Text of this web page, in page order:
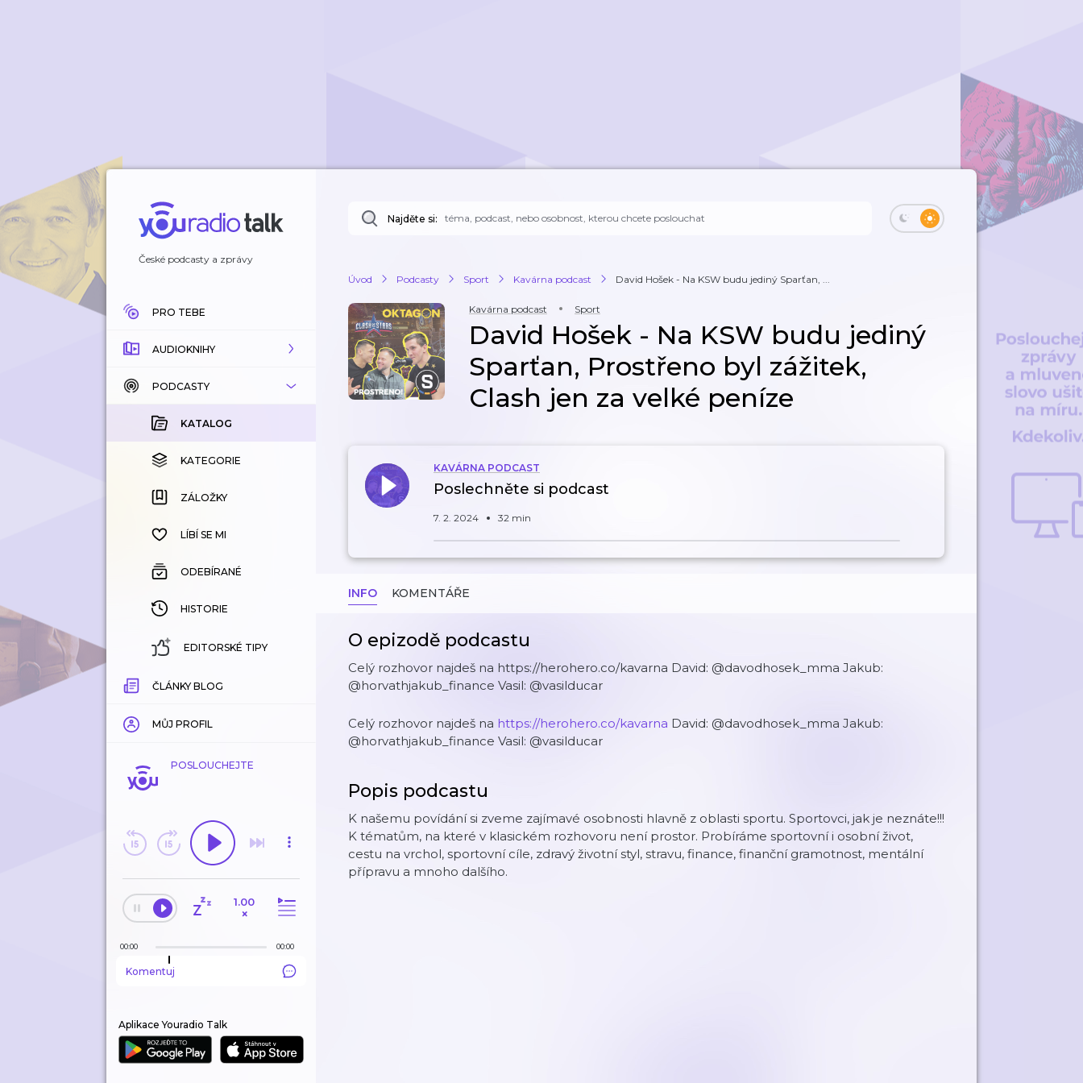
České podcasty a zprávy
PRO TEBE
AUDIOKNIHY
KATALOG
KOUPENÉ
KATEGORIE
ZÁLOŽKY
HISTORIE
PODCASTY
KATALOG
KATEGORIE
ZÁLOŽKY
LÍBÍ SE MI
ODEBÍRANÉ
HISTORIE
EDITORSKÉ TIPY
ČLÁNKY BLOG
MŮJ PROFIL
POSLOUCHEJTE
1.00
×
00:00 00:00
Komentuj
Aplikace Youradio Talk
Najděte si:
Úvod Podcasty Sport Kavárna podcast David Hošek - Na KSW budu jediný Sparťan, ...
Kavárna podcast Sport
David Hošek - Na KSW budu jediný
Sparťan, Prostřeno byl zážitek,
Clash jen za velké peníze
KAVÁRNA PODCAST
Poslechněte si podcast
7. 2. 2024 32 min
INFO KOMENTÁŘE
O epizodě podcastu
Celý rozhovor najdeš na https://herohero.co/kavarna David: @davodhosek_mma Jakub:
@horvathjakub_finance Vasil: @vasilducar
Celý rozhovor najdeš na https://herohero.co/kavarna David: @davodhosek_mma Jakub:
@horvathjakub_finance Vasil: @vasilducar
Popis podcastu
K našemu povídání si zveme zajímavé osobnosti hlavně z oblasti sportu. Sportovci, jak je neznáte!!!
K tématům, na které v klasickém rozhovoru není prostor. Probíráme sportovní i osobní život,
cestu na vrchol, sportovní cíle, zdravý životní styl, stravu, finance, finanční gramotnost, mentální
přípravu a mnoho dalšího.